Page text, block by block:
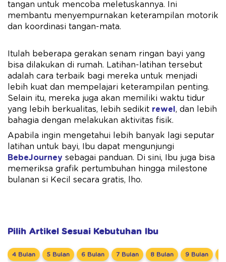
tangan untuk mencoba meletuskannya. Ini
membantu menyempurnakan keterampilan motorik
dan koordinasi tangan-mata.
Itulah beberapa gerakan senam ringan bayi yang
bisa dilakukan di rumah. Latihan-latihan tersebut
adalah cara terbaik bagi mereka untuk menjadi
lebih kuat dan mempelajari keterampilan penting.
Selain itu, mereka juga akan memiliki waktu tidur
yang lebih berkualitas, lebih sedikit rewel, dan lebih
bahagia dengan melakukan aktivitas fisik.
Apabila ingin mengetahui lebih banyak lagi seputar
latihan untuk bayi, Ibu dapat mengunjungi
BebeJourney sebagai panduan. Di sini, Ibu juga bisa
memeriksa grafik pertumbuhan hingga milestone
bulanan si Kecil secara gratis, lho.
Pilih Artikel Sesuai Kebutuhan Ibu
4 Bulan 5 Bulan 6 Bulan 7 Bulan 8 Bulan 9 Bulan